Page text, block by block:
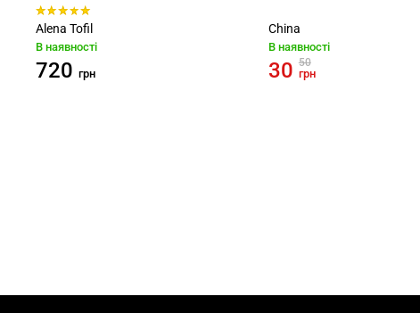
Alena Tofil
В наявності
720 грн
China
В наявності
30 50
грн